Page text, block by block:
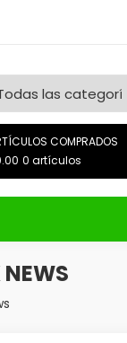
COMPRADOS
0 artículos
NEWS